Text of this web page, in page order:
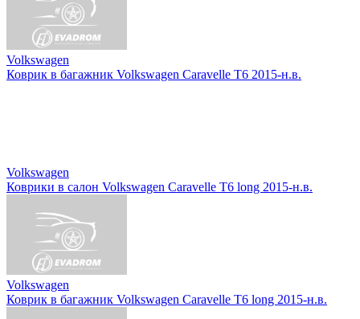
Volkswagen
Коврик в багажник Volkswagen Caravelle T6 2015-н.в.
Volkswagen
Коврики в салон Volkswagen Caravelle T6 long 2015-н.в.
Volkswagen
Коврик в багажник Volkswagen Caravelle T6 long 2015-н.в.